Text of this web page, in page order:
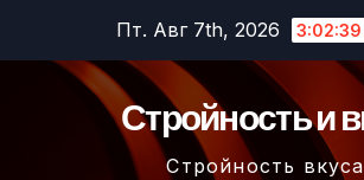
содержимому
Пт. Авг 7th, 2026 3:02:40
Стройность и
Стройность вкуса